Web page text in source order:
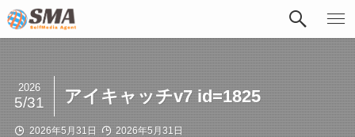
アイキャッチv7 id=1825
2026
5/31
2026年5月31日 2026年5月31日